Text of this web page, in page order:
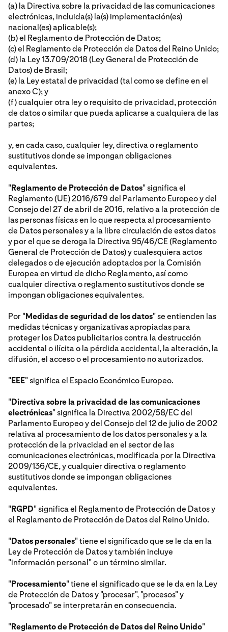
(a) la Directiva sobre la privacidad de las comunicaciones
electrónicas, incluida(s) la(s) implementación(es)
nacional(es) aplicable(s);
(b) el Reglamento de Protección de Datos;
(c) el Reglamento de Protección de Datos del Reino Unido;
(d) la Ley 13.709/2018 (Ley General de Protección de
Datos) de Brasil;
(e) la Ley estatal de privacidad (tal como se define en el
anexo C); y
(f) cualquier otra ley o requisito de privacidad, protección
de datos o similar que pueda aplicarse a cualquiera de las
partes;
y, en cada caso, cualquier ley, directiva o reglamento
sustitutivos donde se impongan obligaciones
equivalentes.
"Reglamento de Protección de Datos" significa el
Reglamento (UE) 2016/679 del Parlamento Europeo y del
Consejo del 27 de abril de 2016, relativo a la protección de
las personas físicas en lo que respecta al procesamiento
de Datos personales y a la libre circulación de estos datos
y por el que se deroga la Directiva 95/46/CE (Reglamento
General de Protección de Datos) y cualesquiera actos
delegados o de ejecución adoptados por la Comisión
Europea en virtud de dicho Reglamento, así como
cualquier directiva o reglamento sustitutivos donde se
impongan obligaciones equivalentes.
Por "Medidas de seguridad de los datos" se entienden las
medidas técnicas y organizativas apropiadas para
proteger los Datos publicitarios contra la destrucción
accidental o ilícita o la pérdida accidental, la alteración, la
difusión, el acceso o el procesamiento no autorizados.
"EEE" significa el Espacio Económico Europeo.
"Directiva sobre la privacidad de las comunicaciones
electrónicas" significa la Directiva 2002/58/EC del
Parlamento Europeo y del Consejo del 12 de julio de 2002
relativa al procesamiento de los datos personales y a la
protección de la privacidad en el sector de las
comunicaciones electrónicas, modificada por la Directiva
2009/136/CE, y cualquier directiva o reglamento
sustitutivos donde se impongan obligaciones
equivalentes.
"RGPD" significa el Reglamento de Protección de Datos y
el Reglamento de Protección de Datos del Reino Unido.
"Datos personales" tiene el significado que se le da en la
Ley de Protección de Datos y también incluye
"información personal" o un término similar.
"Procesamiento" tiene el significado que se le da en la Ley
de Protección de Datos y "procesar", "procesos" y
"procesado" se interpretarán en consecuencia.
"Reglamento de Protección de Datos del Reino Unido"